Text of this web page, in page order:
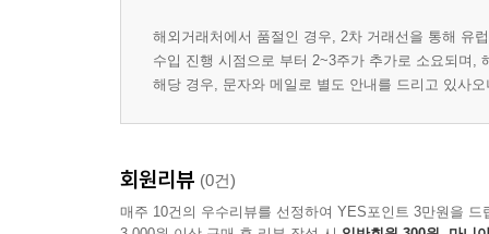
해외거래처에서 품절인 경우, 2차 거래선을 통해 유
수입 진행 시점으로 부터 2~3주가 추가로 소요되며,
해당 경우, 문자와 메일로 별도 안내를 드리고 있사
회원리뷰 (0건)
매주 10건의 우수리뷰를 선정하여 YES포인트 3만원을 드